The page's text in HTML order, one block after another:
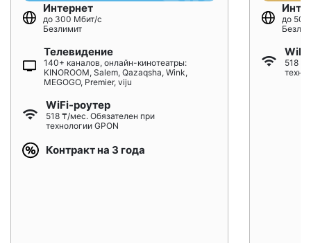
Интернет
до 300 Мбит/с
Безлимит
Телевидение
140+ каналов, онлайн-кинотеатры:
KINOROOM, Salem, Qazaqsha, Wink,
MEGOGO, Premier, viju
WiFi-роутер
518 ₸/мес. Обязателен при
технологии GPON
Контракт на 3 года
до
518